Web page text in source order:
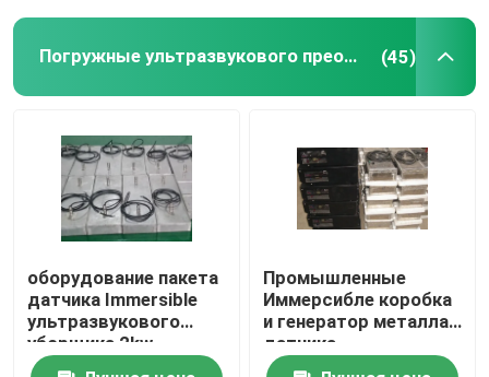
Погружные ультразвукового преобразователя (45)
оборудование пакета
датчика Immersible
ультразвукового
уборщика 2kw
пьезоэлектрическое
Промышленные
Иммерсибле коробка
и генератор металла
датчика
ультразвуковой